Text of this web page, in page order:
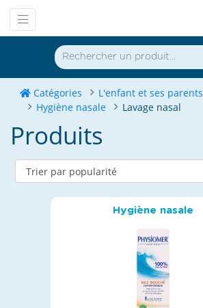
Catégories
L'enfant et ses parents
Hygiène nasale
Lavage nasal
Produits
Hygiène nasale